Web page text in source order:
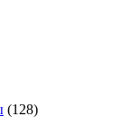
(128)